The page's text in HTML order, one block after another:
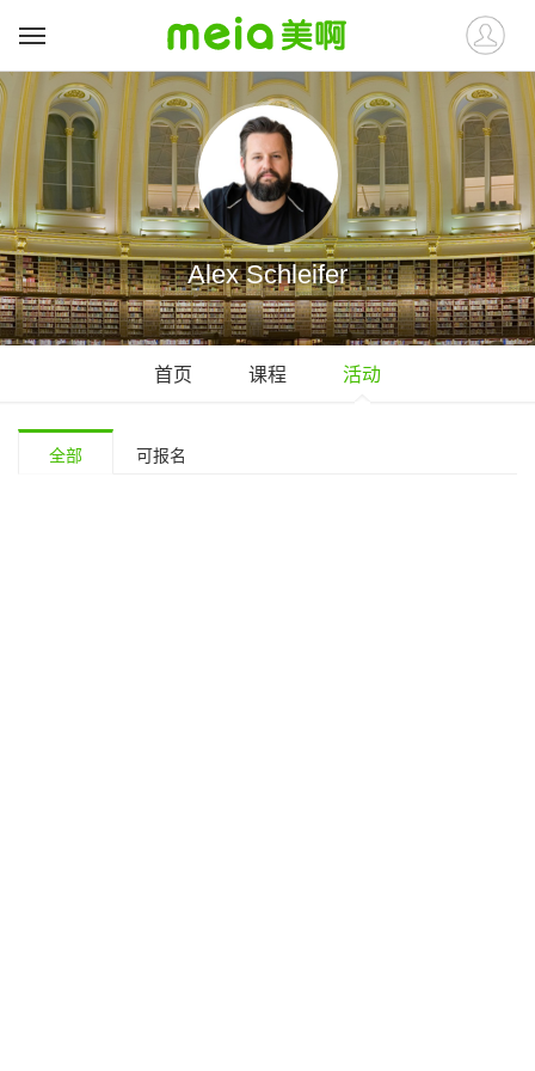
Alex Schleifer
首页 课程 活动
全部 可报名